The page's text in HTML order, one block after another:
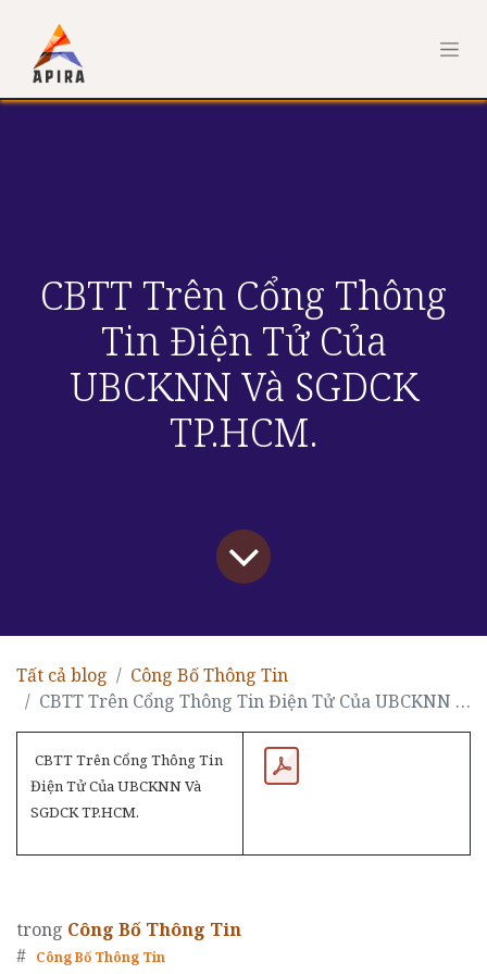
CBTT Trên Cổng Thông
Tin Điện Tử Của
UBCKNN Và SGDCK
TP.HCM.
Tất cả blog
Công Bố Thông Tin
CBTT Trên Cổng Thông Tin Điện Tử Của UBCKNN Và SGDCK TP.HCM.
CBTT Trên Cổng Thông Tin
Điện Tử Của UBCKNN Và
SGDCK TP.HCM.
trong Công Bố Thông Tin
# Công Bố Thông Tin